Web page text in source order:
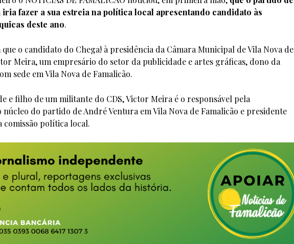
iria fazer a sua estreia na política local apresentando candidato às
deste ano.
que o candidato do Chega! à presidência da Câmara Municipal de Vila Nova de
Meira, um empresário do setor da publicidade e artes gráficas, dono da
sede em Vila Nova de Famalicão.
e filho de um militante do CDS, Victor Meira é o responsável pela
do partido de André Ventura em Vila Nova de Famalicão e presidente
comissão política local.